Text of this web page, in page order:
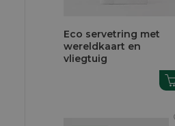
Eco servetring met
wereldkaart en
vliegtuig